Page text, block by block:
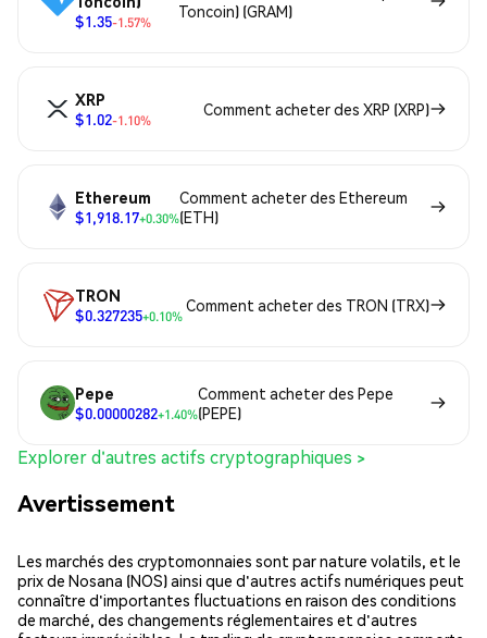
$1.35-1.57%
Toncoin) (GRAM)
XRP
$1.02-1.10%
Comment acheter des XRP (XRP)
Ethereum
$1,918.17+0.30%
Comment acheter des Ethereum
(ETH)
TRON
$0.327235+0.10%
Comment acheter des TRON (TRX)
Pepe
$0.00000282+1.40%
Comment acheter des Pepe
(PEPE)
Explorer d'autres actifs cryptographiques >
Avertissement
Les marchés des cryptomonnaies sont par nature volatils, et le
prix de Nosana (NOS) ainsi que d'autres actifs numériques peut
connaître d'importantes fluctuations en raison des conditions
de marché, des changements réglementaires et d'autres